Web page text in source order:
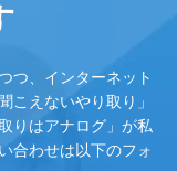
つ、インターネット
こえないやり取り」
りはアナログ」が私
合わせは以下のフォ